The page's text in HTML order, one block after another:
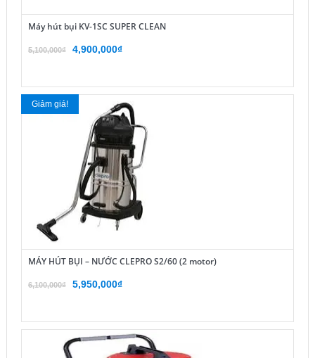
Máy hút bụi KV-1SC SUPER CLEAN
5,100,000₫
Giá
5,100,000₫.
4,900,000₫Giá
là:
4,900,000₫.
Giảm giá!
MÁY HÚT BỤI – NƯỚC CLEPRO S2/60 (2 motor)
6,100,000₫
Giá
6,100,000₫.
5,950,000₫Giá
là:
5,950,000₫.